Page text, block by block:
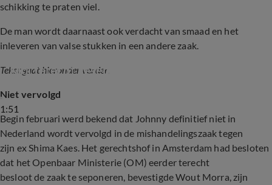
schikking te praten viel.
De man wordt daarnaast ook verdacht van smaad en het
inleveren van valse stukken in een andere zaak.
Tekst gaat hieronder verder.
1:51
Mol terecht geseponeerd
Niet vervolgd
Begin februari werd bekend dat Johnny definitief niet in
Nederland wordt vervolgd in de mishandelingszaak tegen
zijn ex Shima Kaes. Het gerechtshof in Amsterdam had besloten
dat het Openbaar Ministerie (OM) eerder terecht
besloot de zaak te seponeren, bevestigde Wout Morra, zijn